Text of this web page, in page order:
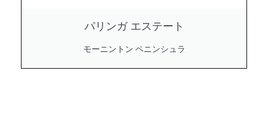
パリンガ エステート
モーニントン ペニンシュラ